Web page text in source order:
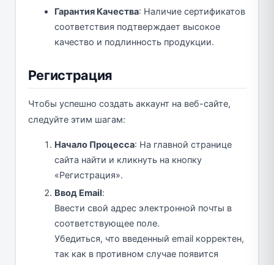
Гарантия Качества: Наличие сертификатов
соответствия подтверждает высокое
качество и подлинность продукции.
Регистрация
Чтобы успешно создать аккаунт на веб-сайте,
следуйте этим шагам:
Начало Процесса: На главной странице
сайта найти и кликнуть на кнопку
«Регистрация».
Ввод Email:
Ввести свой адрес электронной почты в
соответствующее поле.
Убедиться, что введенный email корректен,
так как в противном случае появится